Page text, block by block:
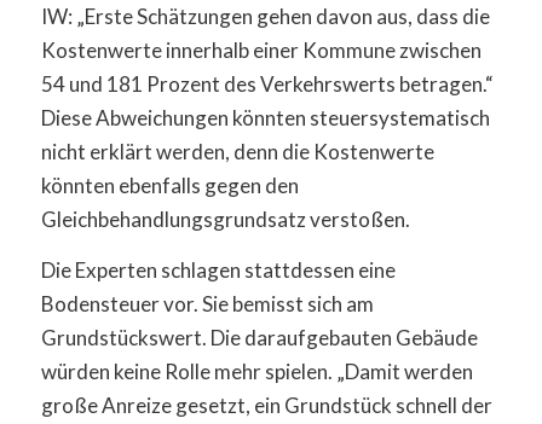
IW: „Erste Schätzungen gehen davon aus, dass die
Kostenwerte innerhalb einer Kommune zwischen
54 und 181 Prozent des Verkehrswerts betragen.“
Diese Abweichungen könnten steuersystematisch
nicht erklärt werden, denn die Kostenwerte
könnten ebenfalls gegen den
Gleichbehandlungsgrundsatz verstoßen.
Die Experten schlagen stattdessen eine
Bodensteuer vor. Sie bemisst sich am
Grundstückswert. Die daraufgebauten Gebäude
würden keine Rolle mehr spielen. „Damit werden
große Anreize gesetzt, ein Grundstück schnell der